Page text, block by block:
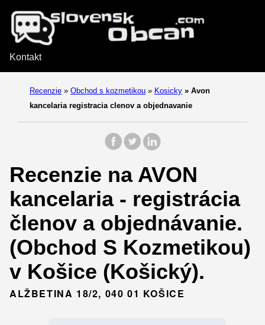
Kontakt
Recenzie » Obchod s kozmetikou » Kosicky » Avon
kancelaria registracia clenov a objednavanie
Recenzie na AVON
kancelaria - registrácia
členov a objednávanie.
(Obchod S Kozmetikou)
v Košice (Košický).
ALŽBETINA 18/2, 040 01 KOŠICE